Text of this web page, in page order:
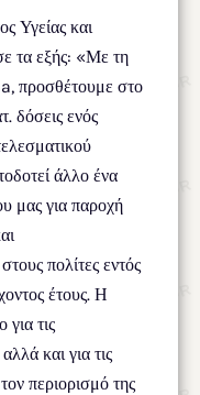
Υγείας και
τα εξής: «Με τη
προσθέτουμε στο
δόσεις ενός
άλλο ένα
μας για παροχή
πολίτες εντός
έτους. Η
τις
και για τις
περιορισμό της